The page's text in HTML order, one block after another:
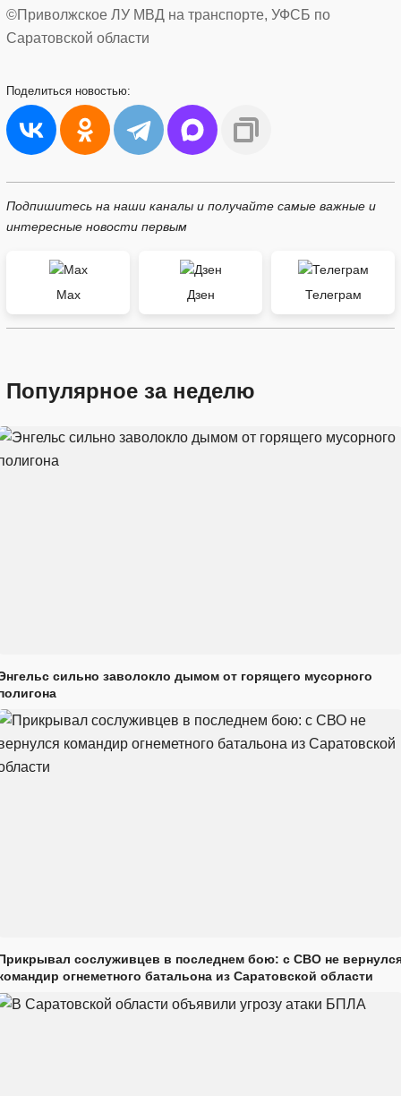
©Приволжское ЛУ МВД на транспорте, УФСБ по
Саратовской области
Поделиться новостью:
Подпишитесь на наши каналы и получайте самые важные и
интересные новости первым
Max Дзен Телеграм
Популярное за неделю
сильно заволокло дымом от горящего мусорного
сослуживцев в последнем бою: с СВО не
огнеметного батальона из Саратовской области